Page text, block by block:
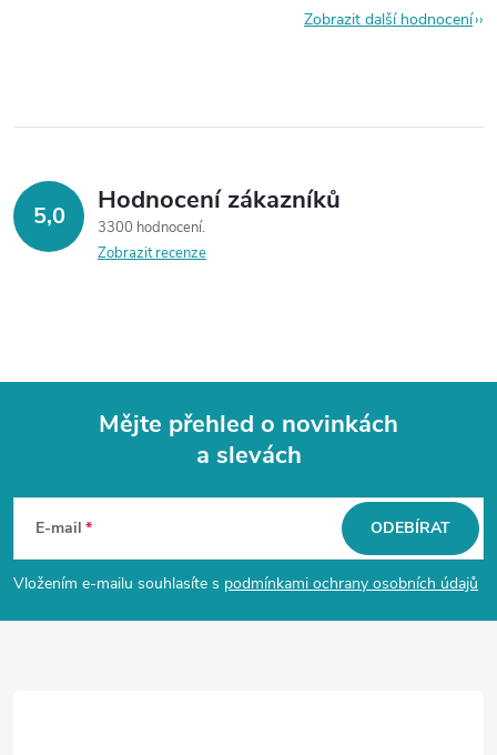
Zobrazit další hodnocení
5,0 Hodnocení zákazníků
3300 hodnocení
Zobrazit recenze
p
a
Mějte přehled o novinkách
a slevách
E-mail
Vložením e-mailu souhlasíte s podmínkami ochrany osobních údajů
ODEBÍRAT